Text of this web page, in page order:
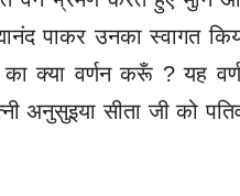
पाकर उनका स्वागत
क्या वर्णन करूँ ? यह
अनुसुइया सीता जी को